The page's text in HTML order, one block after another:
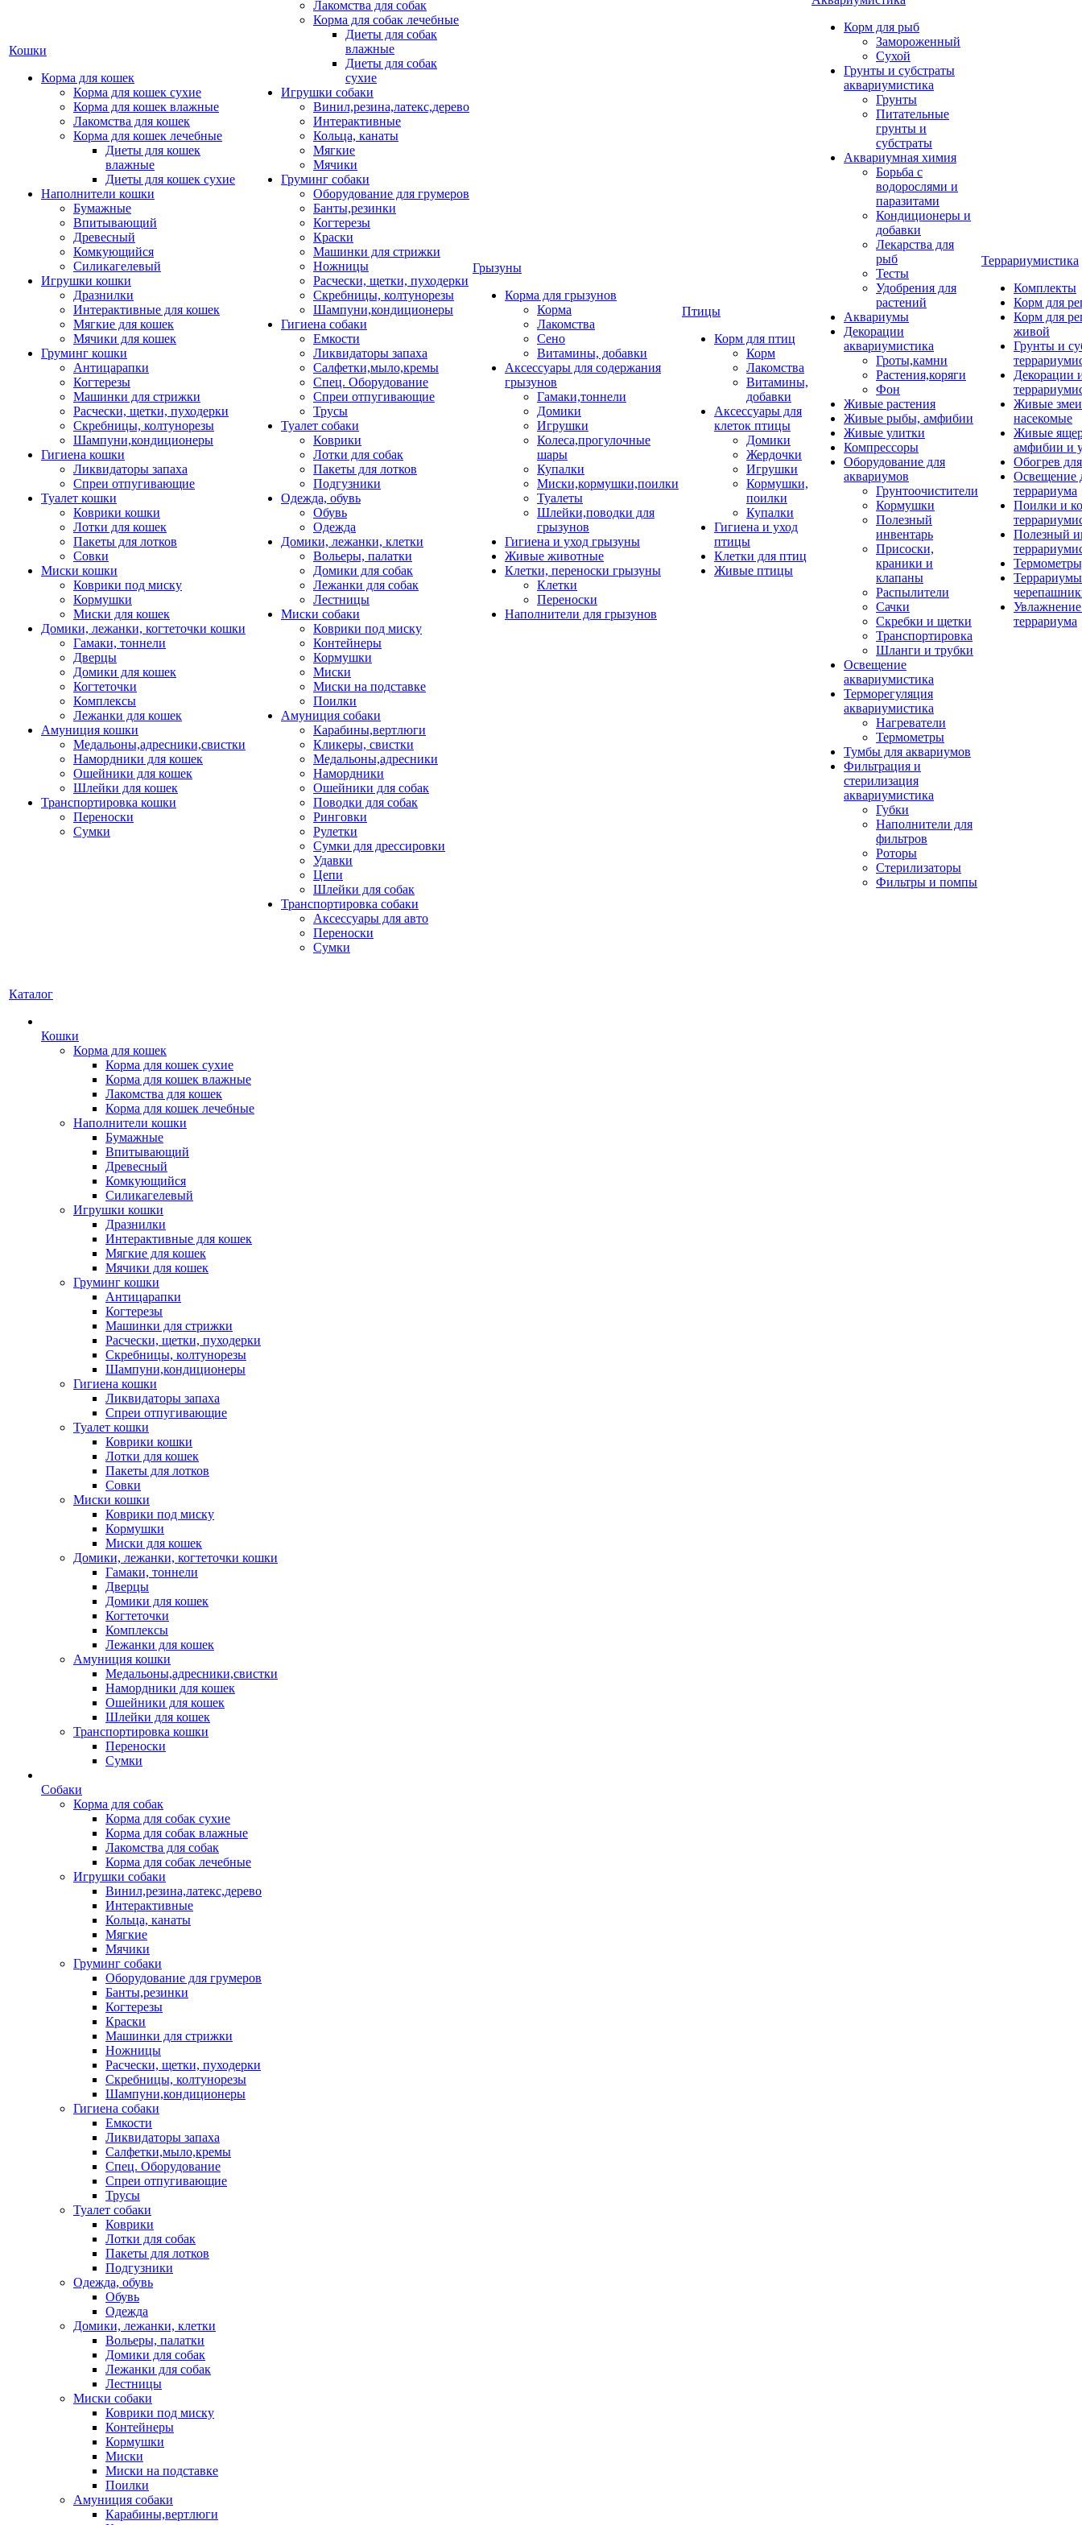
Кошки
Корма для кошек
Корма для кошек сухие
Корма для кошек влажные
Лакомства для кошек
Корма для кошек лечебные
Диеты для кошек
влажные
Диеты для кошек сухие
Наполнители кошки
Бумажные
Впитывающий
Древесный
Комкующийся
Силикагелевый
Игрушки кошки
Дразнилки
Интерактивные для кошек
Мягкие для кошек
Мячики для кошек
Груминг кошки
Антицарапки
Когтерезы
Машинки для стрижки
Расчески, щетки, пуходерки
Скребницы, колтунорезы
Шампуни,кондиционеры
Гигиена кошки
Ликвидаторы запаха
Спреи отпугивающие
Туалет кошки
Коврики кошки
Лотки для кошек
Пакеты для лотков
Совки
Миски кошки
Коврики под миску
Кормушки
Миски для кошек
Домики, лежанки, когтеточки кошки
Гамаки, тоннели
Дверцы
Домики для кошек
Когтеточки
Комплексы
Лежанки для кошек
Амуниция кошки
Медальоны,адресники,свистки
Намордники для кошек
Ошейники для кошек
Шлейки для кошек
Транспортировка кошки
Переноски
Сумки
Лакомства для собак
Корма для собак лечебные
Диеты для собак
влажные
Диеты для собак
сухие
Игрушки собаки
Винил,резина,латекс,дерево
Интерактивные
Кольца, канаты
Мягкие
Мячики
Груминг собаки
Оборудование для грумеров
Банты,резинки
Когтерезы
Краски
Машинки для стрижки
Ножницы
Расчески, щетки, пуходерки
Скребницы, колтунорезы
Шампуни,кондиционеры
Гигиена собаки
Емкости
Ликвидаторы запаха
Салфетки,мыло,кремы
Спец. Оборудование
Спреи отпугивающие
Трусы
Туалет собаки
Коврики
Лотки для собак
Пакеты для лотков
Подгузники
Одежда, обувь
Обувь
Одежда
Домики, лежанки, клетки
Вольеры, палатки
Домики для собак
Лежанки для собак
Лестницы
Миски собаки
Коврики под миску
Контейнеры
Кормушки
Миски
Миски на подставке
Поилки
Амуниция собаки
Карабины,вертлюги
Кликеры, свистки
Медальоны,адресники
Намордники
Ошейники для собак
Поводки для собак
Ринговки
Рулетки
Сумки для дрессировки
Удавки
Цепи
Шлейки для собак
Транспортировка собаки
Аксессуары для авто
Переноски
Сумки
Грызуны
Корма для грызунов
Корма
Лакомства
Сено
Витамины, добавки
Аксессуары для содержания
грызунов
Гамаки,тоннели
Домики
Игрушки
Колеса,прогулочные
шары
Купалки
Миски,кормушки,поилки
Туалеты
Шлейки,поводки для
грызунов
Гигиена и уход грызуны
Живые животные
Клетки, переноски грызуны
Клетки
Переноски
Наполнители для грызунов
Птицы
Корм для птиц
Корм
Лакомства
Витамины,
добавки
Аксессуары для
клеток птицы
Домики
Жердочки
Игрушки
Кормушки,
поилки
Купалки
Гигиена и уход
птицы
Клетки для птиц
Живые птицы
Корм для рыб
Замороженный
Сухой
Грунты и субстраты
аквариумистика
Грунты
Питательные
грунты и
субстраты
Аквариумная химия
Борьба с
водорослями и
паразитами
Кондиционеры и
добавки
Лекарства для
рыб
Тесты
Удобрения для
растений
Аквариумы
Декорации
аквариумистика
Гроты,камни
Растения,коряги
Фон
Живые растения
Живые рыбы, амфибии
Живые улитки
Компрессоры
Оборудование для
аквариумов
Грунтоочистители
Кормушки
Полезный
инвентарь
Присоски,
краники и
клапаны
Распылители
Сачки
Скребки и щетки
Транспортировка
Шланги и трубки
Освещение
аквариумистика
Терморегуляция
аквариумистика
Нагреватели
Термометры
Тумбы для аквариумов
Фильтрация и
стерилизация
аквариумистика
Губки
Наполнители для
фильтров
Роторы
Стерилизаторы
Фильтры и помпы
Террариумистика
Комплекты
Корм для
Корм для
живой
Грунты и
Декорации
Живые
насекомые
Живые
амфибии и
Обогрев
Освещение
террариума
Поилки и
Полезный
террариума
Каталог
Кошки
Корма для кошек
Корма для кошек сухие
Корма для кошек влажные
Лакомства для кошек
Корма для кошек лечебные
Наполнители кошки
Бумажные
Впитывающий
Древесный
Комкующийся
Силикагелевый
Игрушки кошки
Дразнилки
Интерактивные для кошек
Мягкие для кошек
Мячики для кошек
Груминг кошки
Антицарапки
Когтерезы
Машинки для стрижки
Расчески, щетки, пуходерки
Скребницы, колтунорезы
Шампуни,кондиционеры
Гигиена кошки
Ликвидаторы запаха
Спреи отпугивающие
Туалет кошки
Коврики кошки
Лотки для кошек
Пакеты для лотков
Совки
Миски кошки
Коврики под миску
Кормушки
Миски для кошек
Домики, лежанки, когтеточки кошки
Гамаки, тоннели
Дверцы
Домики для кошек
Когтеточки
Комплексы
Лежанки для кошек
Амуниция кошки
Медальоны,адресники,свистки
Намордники для кошек
Ошейники для кошек
Шлейки для кошек
Транспортировка кошки
Переноски
Сумки
Собаки
Корма для собак
Корма для собак сухие
Корма для собак влажные
Лакомства для собак
Корма для собак лечебные
Игрушки собаки
Винил,резина,латекс,дерево
Интерактивные
Кольца, канаты
Мягкие
Мячики
Груминг собаки
Оборудование для грумеров
Банты,резинки
Когтерезы
Краски
Машинки для стрижки
Ножницы
Расчески, щетки, пуходерки
Скребницы, колтунорезы
Шампуни,кондиционеры
Гигиена собаки
Емкости
Ликвидаторы запаха
Салфетки,мыло,кремы
Спец. Оборудование
Спреи отпугивающие
Трусы
Туалет собаки
Коврики
Лотки для собак
Пакеты для лотков
Подгузники
Одежда, обувь
Обувь
Одежда
Домики, лежанки, клетки
Вольеры, палатки
Домики для собак
Лежанки для собак
Лестницы
Миски собаки
Коврики под миску
Контейнеры
Кормушки
Миски
Миски на подставке
Поилки
Амуниция собаки
Карабины,вертлюги